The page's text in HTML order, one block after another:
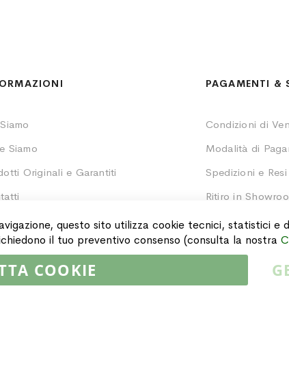
Siamo
Originali e Garantiti
PAGAMENTI &
Condizioni di
Modalità di
Spedizioni e Resi
Ritiro in
Monitoraggio
questo sito utilizza cookie tecnici, statistici e
il tuo preventivo consenso (consulta la nostra
COOKIE